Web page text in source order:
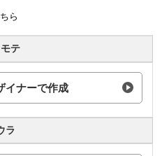
ら
テ
イナーで作成
ラ